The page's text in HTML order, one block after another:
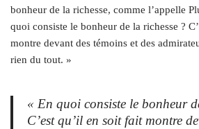
bonheur de la richesse, comme l’appelle
quoi consiste le bonheur de la richesse ?
montre devant des témoins et des
rien du tout. »
« En quoi consiste le bonheur
C’est qu’il en soit fait montre